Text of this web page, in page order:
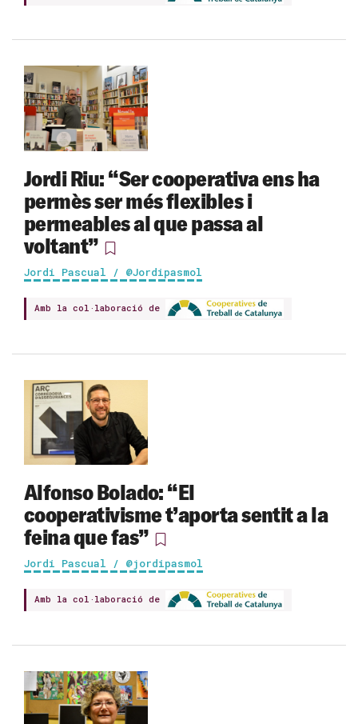
Jordi Riu: “Ser cooperativa ens ha
permès ser més flexibles i
permeables al que passa al
voltant”
Jordi Pascual / @Jordipasmol
Amb la col·laboració de
Alfonso Bolado: “El
cooperativisme t’aporta sentit a la
feina que fas”
Jordi Pascual / @jordipasmol
Amb la col·laboració de